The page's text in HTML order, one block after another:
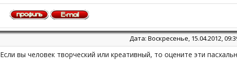
Дата: Воскресенье, 15.04.2012,
Если вы человек творческий или креативный, то оцените эти